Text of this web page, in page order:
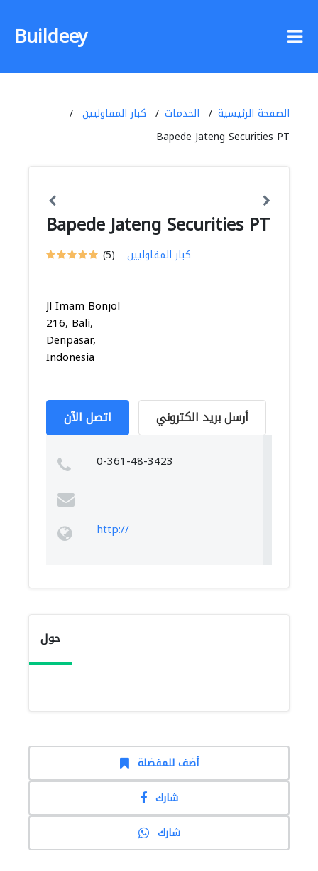
Buildeey
الصفحة الرئيسية الخدمات
كبار المقاوليين
Bapede Jateng Securities PT
Bapede Jateng Securities PT
(5) كبار المقاوليين
Jl Imam Bonjol
216, Bali,
Denpasar,
Indonesia
اتصل الآن أرسل بريد الكتروني
0-361-48-3423
http://
حول
أضف للمفضلة
شارك
شارك